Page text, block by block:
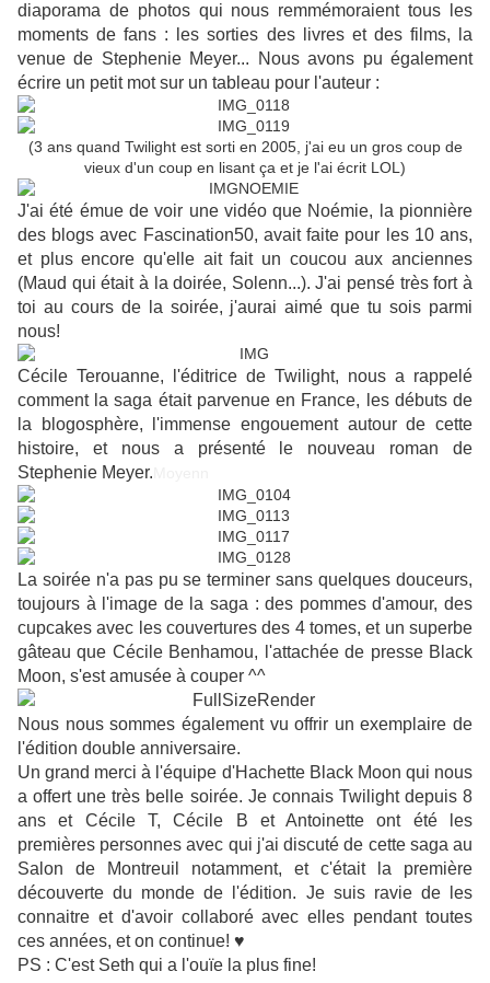
diaporama de photos qui nous remmémoraient tous les
moments de fans : les sorties des livres et des films, la
venue de Stephenie Meyer... Nous avons pu également
écrire un petit mot sur un tableau pour l'auteur :
(3 ans quand Twilight est sorti en 2005, j'ai eu un gros coup de
vieux d'un coup en lisant ça et je l'ai écrit LOL)
J'ai été émue de voir une vidéo que Noémie, la pionnière
des blogs avec Fascination50, avait faite pour les 10 ans,
et plus encore qu'elle ait fait un coucou aux anciennes
(Maud qui était à la doirée, Solenn...). J'ai pensé très fort à
toi au cours de la soirée, j'aurai aimé que tu sois parmi
nous!
Cécile Terouanne, l'éditrice de Twilight, nous a rappelé
comment la saga était parvenue en France, les débuts de
la blogosphère, l'immense engouement autour de cette
histoire, et nous a présenté le nouveau roman de
Stephenie Meyer.
La soirée n'a pas pu se terminer sans quelques douceurs,
toujours à l'image de la saga : des pommes d'amour, des
cupcakes avec les couvertures des 4 tomes, et un superbe
gâteau que Cécile Benhamou, l'attachée de presse Black
Moon, s'est amusée à couper ^^
Nous nous sommes également vu offrir un exemplaire de
l'édition double anniversaire.
Un grand merci à l'équipe d'Hachette Black Moon qui nous
a offert une très belle soirée. Je connais Twilight depuis 8
ans et Cécile T, Cécile B et Antoinette ont été les
premières personnes avec qui j'ai discuté de cette saga au
Salon de Montreuil notamment, et c'était la première
découverte du monde de l'édition. Je suis ravie de les
connaitre et d'avoir collaboré avec elles pendant toutes
ces années, et on continue! ♥
PS : C'est Seth qui a l'ouïe la plus fine!